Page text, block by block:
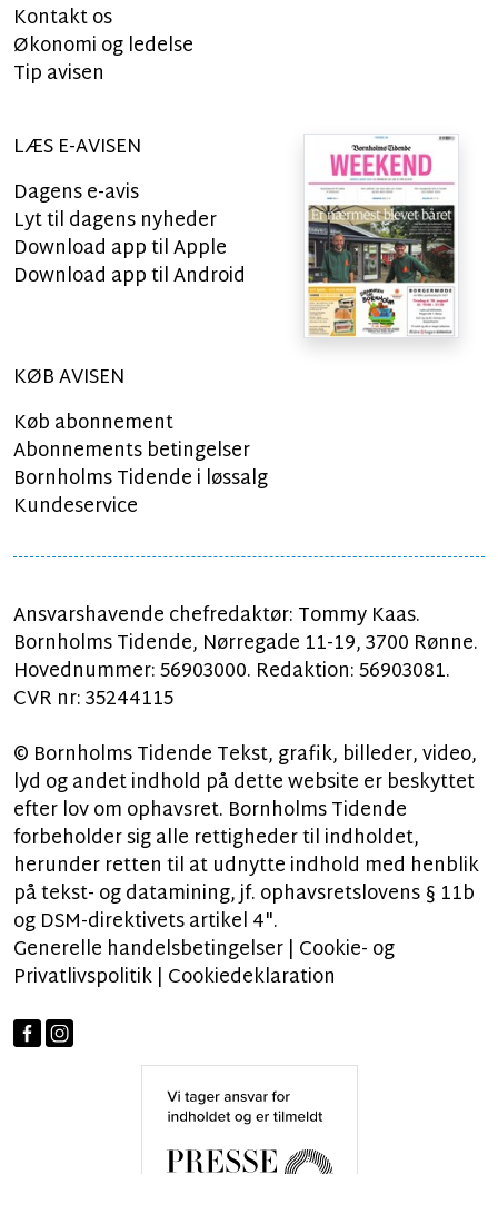
Kontakt os
Økonomi og ledelse
Tip avisen
LÆS E-AVISEN
Dagens e-avis
Lyt til dagens nyheder
Download app til Apple
Download app til Android
KØB AVISEN
Køb abonnement
Abonnements betingelser
Bornholms Tidende i løssalg
Kundeservice
Ansvarshavende chefredaktør: Tommy Kaas.
Bornholms Tidende, Nørregade 11-19, 3700 Rønne.
Hovednummer: 56903000. Redaktion: 56903081.
CVR nr: 35244115
© Bornholms Tidende Tekst, grafik, billeder, video,
lyd og andet indhold på dette website er beskyttet
efter lov om ophavsret. Bornholms Tidende
forbeholder sig alle rettigheder til indholdet,
herunder retten til at udnytte indhold med henblik
på tekst- og datamining, jf. ophavsretslovens § 11b
og DSM-direktivets artikel 4".
Generelle handelsbetingelser| Cookie- og
Privatlivspolitik| Cookiedeklaration